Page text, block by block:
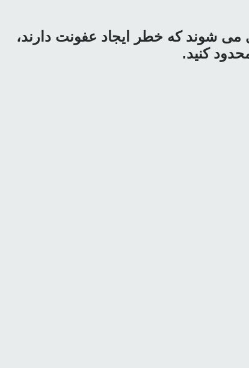
می شوند که خطر ایجاد عفونت دارند،
کنید.